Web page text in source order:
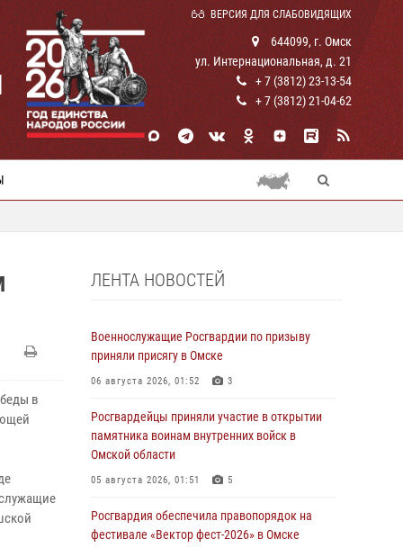
ВЕРСИЯ ДЛЯ СЛАБОВИДЯЩИХ
644099, г. Омск
ул. Интернациональная, д. 21
+ 7 (3812) 23-13-54
+ 7 (3812) 21-04-62
в
ЛЕНТА НОВОСТЕЙ
Военнослужащие Росгвардии по призыву
приняли присягу в Омске
06 августа 2026, 01:52 3
Росгвардейцы приняли участие в открытии
памятника воинам внутренних войск в
Омской области
05 августа 2026, 01:51 5
Росгвардия обеспечила правопорядок на
фестивале «Вектор фест-2026» в Омске